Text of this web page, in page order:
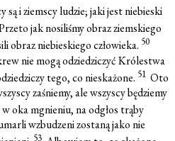
są i ziemscy ludzie; jaki jest niebieski
jak nosiliśmy obraz ziemskiego
obraz niebieskiego człowieka. 50
nie mogą odziedziczyć Królestwa
tego, co nieskażone. 51 Oto
zaśniemy, ale wszyscy będziemy
oka mgnieniu, na odgłos trąby
wzbudzeni zostaną jako nie
53